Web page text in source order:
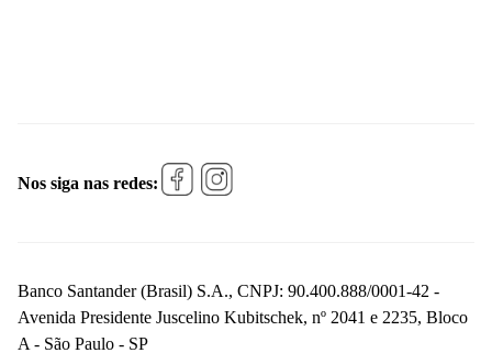
Nos siga nas redes:
Banco Santander (Brasil) S.A., CNPJ: 90.400.888/0001-42 -
Avenida Presidente Juscelino Kubitschek, nº 2041 e 2235, Bloco
A - São Paulo - SP